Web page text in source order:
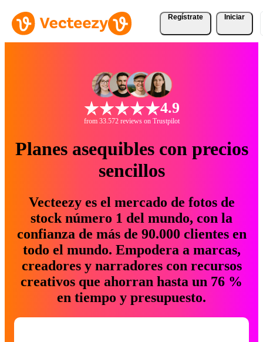
Regístrate Iniciar
4.9
from 33.572 reviews on Trustpilot
Planes asequibles con precios
sencillos
Vecteezy es el mercado de fotos de
stock número 1 del mundo, con la
confianza de más de 90.000 clientes en
todo el mundo. Empodera a marcas,
creadores y narradores con recursos
creativos que ahorran hasta un 76 %
en tiempo y presupuesto.